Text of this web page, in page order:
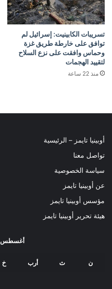
تسريبات الكابينيت: إسرائيل لم
توافق على خارطة طريق غزة
وحماس وافقت على نزع السلاح
لتقييد الهجمات
منذ 22 ساعة
أوبينيا تايمز – الرئيسية
تواصل معنا
سياسة الخصوصية
عن أوبينيا تايمز
مؤسس أوبينيا تايمز
هيئة تحرير أوبينيا تايمز
أغسطس 2026
ن ث أرب خ